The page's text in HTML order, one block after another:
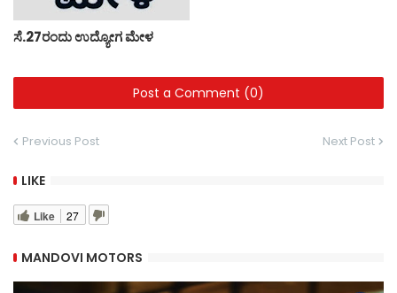
ಸೆ.27ರಂದು ಉದ್ಯೋಗ ಮೇಳ
Post a Comment (0)
Previous Post Next Post
LIKE
Like 27
MANDOVI MOTORS